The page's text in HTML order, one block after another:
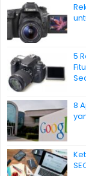
5
8